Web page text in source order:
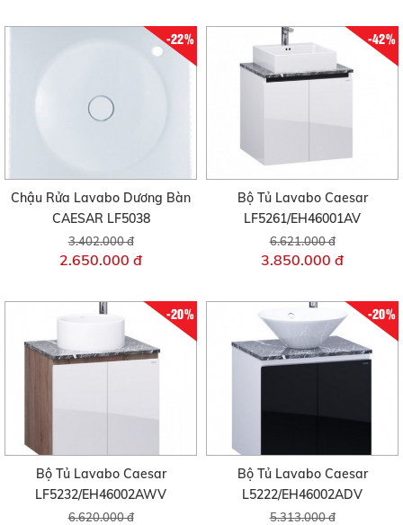
-22%
Chậu Rửa Lavabo Dương Bàn
CAESAR LF5038
3.402.000 đ
2.650.000 đ
-42%
Bộ Tủ Lavabo Caesar
LF5261/EH46001AV
6.621.000 đ
3.850.000 đ
-20%
Bộ Tủ Lavabo Caesar
LF5232/EH46002AWV
6.620.000 đ
-20%
Bộ Tủ Lavabo Caesar
L5222/EH46002ADV
5.313.000 đ